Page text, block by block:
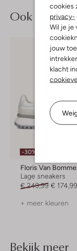
cookies
privacy-
Wil je je
jouw
klacht
Ook iets
-30%
Floris Van
Lage sneakers
€ 249,99 € 174,99
+ meer kleuren
Bekijk meer